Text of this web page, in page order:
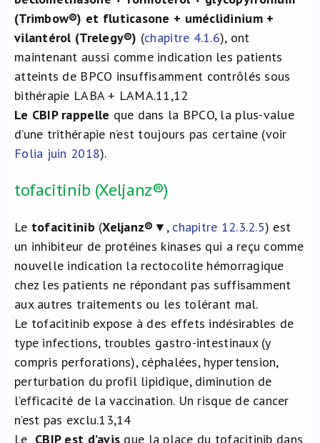
(Trimbow®) et fluticasone + uméclidinium +
vilantérol (Trelegy®) (chapitre 4.1.6), ont
maintenant aussi comme indication les patients
atteints de BPCO insuffisamment contrôlés sous
bithérapie LABA + LAMA.11,12
Le CBIP rappelle que dans la BPCO, la plus-value
d’une trithérapie n’est toujours pas certaine (voir
Folia juin 2018).
tofacitinib (Xeljanz®)
Le tofacitinib (Xeljanz® ▼, chapitre 12.3.2.5) est
un inhibiteur de protéines kinases qui a reçu comme
nouvelle indication la rectocolite hémorragique
chez les patients ne répondant pas suffisamment
aux autres traitements ou les tolérant mal.
Le tofacitinib expose à des effets indésirables de
type infections, troubles gastro-intestinaux (y
compris perforations), céphalées, hypertension,
perturbation du profil lipidique, diminution de
l’efficacité de la vaccination. Un risque de cancer
n’est pas exclu.13,14
Le CBIP est d’avis que la place du tofacitinib dans